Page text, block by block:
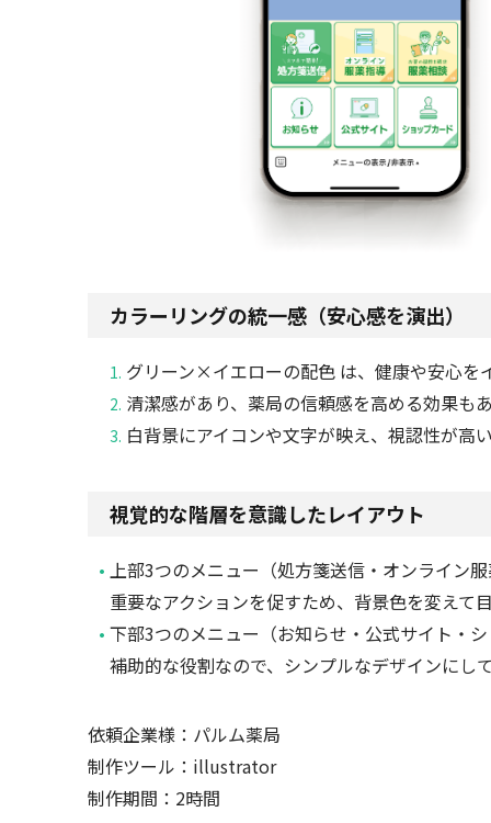
カラーリングの統一感（安心感を演出）
グリーン×イエローの配色 は、健康や安心を
清潔感があり、薬局の信頼感を高める効果も
白背景にアイコンや文字が映え、視認性が高
視覚的な階層を意識したレイアウト
上部3つのメニュー（処方箋送信・オンライン
重要なアクションを促すため、背景色を変えて
下部3つのメニュー（お知らせ・公式サイト・
補助的な役割なので、シンプルなデザインにし
依頼企業様：パルム薬局
制作ツール：illustrator
制作期間：2時間